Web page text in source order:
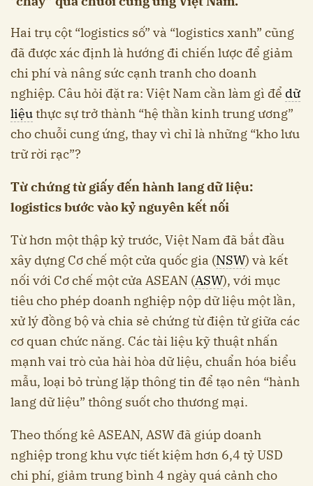
Hai trụ cột “logistics số” và “logistics xanh” cũng
đã được xác định là hướng đi chiến lược để giảm
chi phí và nâng sức cạnh tranh cho doanh
nghiệp. Câu hỏi đặt ra: Việt Nam cần làm gì để dữ
liệuthực sự trở thành “hệ thần kinh trung ương”
cho chuỗi cung ứng, thay vì chỉ là những “kho lưu
trữ rời rạc”?
Từ chứng từ giấy đến hành lang dữ liệu:
logistics bước vào kỷ nguyên kết nối
Từ hơn một thập kỷ trước, Việt Nam đã bắt đầu
xây dựng Cơ chế một cửa quốc gia (NSW) và kết
nối với Cơ chế một cửa ASEAN (ASW), với mục
tiêu cho phép doanh nghiệp nộp dữ liệu một lần,
xử lý đồng bộ và chia sẻ chứng từ điện tử giữa các
cơ quan chức năng. Các tài liệu kỹ thuật nhấn
mạnh vai trò của hài hòa dữ liệu, chuẩn hóa biểu
mẫu, loại bỏ trùng lặp thông tin để tạo nên “hành
lang dữ liệu” thông suốt cho thương mại.
Theo thống kê ASEAN, ASW đã giúp doanh
nghiệp trong khu vực tiết kiệm hơn 6,4 tỷ USD
chi phí, giảm trung bình 4 ngày quá cảnh cho